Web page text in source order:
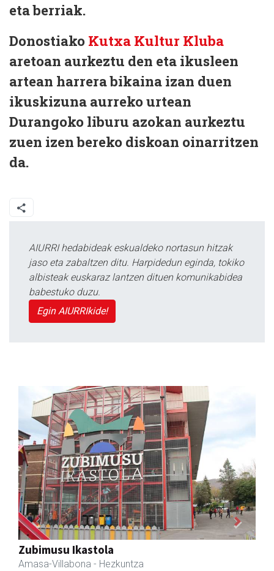
eta berriak.
Donostiako Kutxa Kultur Kluba
aretoan aurkeztu den eta ikusleen
artean harrera bikaina izan duen
ikuskizuna aurreko urtean
Durangoko liburu azokan aurkeztu
zuen izen bereko diskoan oinarritzen
da.
AIURRI hedabideak eskualdeko nortasun hitzak
jaso eta zabaltzen ditu. Harpidedun eginda, tokiko
albisteak euskaraz lantzen dituen komunikabidea
babestuko duzu.
Egin AIURRIkide!
Sahatsa belar-denda eta dietetika zentrua
Amasa-Villabona - Belar-denda
Previous Next